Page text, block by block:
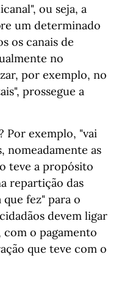
ou seja, a
um determinado
os canais de
no
por exemplo, no
prossegue a
Por exemplo, "vai
nomeadamente as
teve a propósito
repartição das
fez" para o
devem ligar
o pagamento
que teve com o